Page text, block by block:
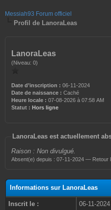
Messiah93 Forum officiel
Profil de LanoraLeas
LanoraLeas
(Niveau: 0)
Date d’inscription : 06-11-2024
Date de naissance : Caché
Heure locale : 07-08-2026 à 07:58 AM
Statut : Hors ligne
LanoraLeas est actuellement
Raison : Non divulgué.
Absent(e) depuis : 07-11-2024 — Retour
Informations sur LanoraLeas
Inscrit le :
06-11-2024